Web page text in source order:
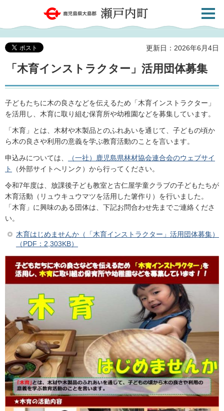
鹿児島県大島郡 瀬戸内町
共通メ
更新日：2026年6月4日
「木育インストラクター」活用団体募集
子どもたちに木の良さなどを伝えるため「木育インストラクター」
を活用し、木育に取り組む保育所や幼稚園などを募集しています。
「木育」とは、木材や木製品とのふれあいを通じて、子どもの頃か
ら木の良さや利用の意義を学ぶ教育活動のことを言います。
申込みについては、
（一社）鹿児島県林材協会連合会のウェブサイ
ト
（外部サイトへリンク）から行ってください。
令和7年度は、放課後子ども教室と古仁屋学童クラブの子どもたちが
木育活動（リュウキュウマツを活用した箸作り）を行いました。
「木育」に興味のある団体は、下記お問合わせ先までご連絡くださ
い。
木育はじめませんか（「木育インストラクター」活用団体募集）
（PDF：2,303KB）